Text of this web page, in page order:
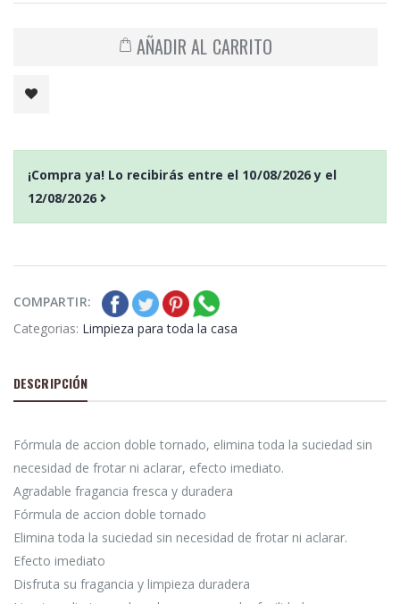
AÑADIR AL CARRITO
¡Compra ya! Lo recibirás entre el 10/08/2026y el
12/08/2026
COMPARTIR:
Categorias: Limpieza para toda la casa
DESCRIPCIÓN
Fórmula de accion doble tornado, elimina toda la suciedad sin
necesidad de frotar ni aclarar, efecto imediato.
Agradable fragancia fresca y duradera
Fórmula de accion doble tornado
Elimina toda la suciedad sin necesidad de frotar ni aclarar.
Efecto imediato
Disfruta su fragancia y limpieza duradera